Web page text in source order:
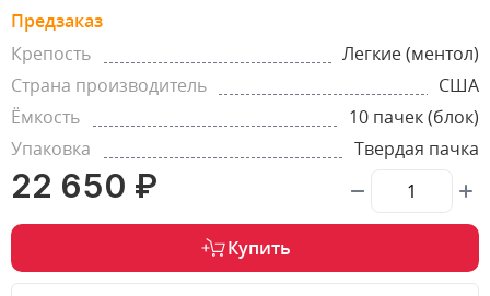
Предзаказ
Крепость
Легкие (ментол)
Страна производитель
США
Ёмкость
10 пачек (блок)
Упаковка
Твердая пачка
22 650 ₽
Купить